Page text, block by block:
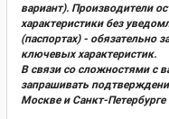
вариант). Производители
характеристики без
(паспортах) - обязательно
ключевых характеристик.
В связи со сложностями с
запрашивать
Москве и Санкт-Петербурге